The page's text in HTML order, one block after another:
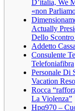
D’italia, We
«non
Actually
Dello
Addetto
Consulente
Telefoniafibra
Personale Di
Vacation
Rocca
La Violenza”
Hpq970 –